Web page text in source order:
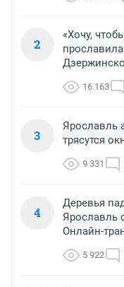
2
«Хочу,
16 163
3
Ярославль
трясутся
9 331
4
Деревья
Ярославль
Онлайн-
5 922